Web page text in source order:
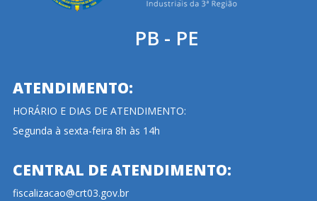
PB - PE
ATENDIMENTO:
HORÁRIO E DIAS DE ATENDIMENTO:
Segunda à sexta-feira 8h às 14h
CENTRAL DE ATENDIMENTO:
fiscalizacao@crt03.gov.br